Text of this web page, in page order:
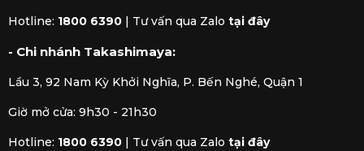
Hotline: 1800 6390 Tư vấn qua Zalo tại đây
- Chi nhánh Takashimaya:
Lầu 3, 92 Nam Kỳ Khởi Nghĩa, P. Bến Nghé, Quận 1
Giờ mở cửa: 9h30 - 21h30
Hotline: 1800 6390 Tư vấn qua Zalo tại đây